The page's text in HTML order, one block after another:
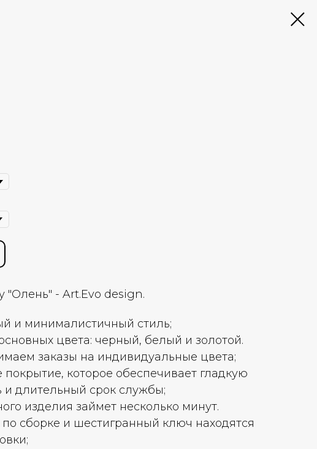
"Олень" - Art.Evo design.
и минималистичный стиль;
цвета: черный, белый и золотой.
заказы на индивидуальные цвета;
которое обеспечивает гладкую
и длительный срок службы;
изделия займет несколько минут.
сборке и шестигранный ключ находятся